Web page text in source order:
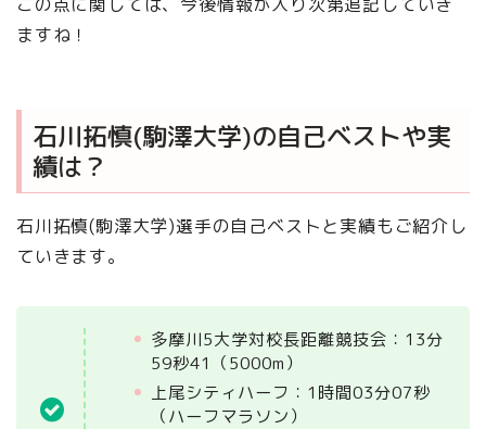
ますね！
石川拓慎(駒澤大学)の自己ベストや実
績は？
石川拓慎(駒澤大学)選手の自己ベストと実績もご紹介し
ていきます。
多摩川5大学対校長距離競技会：13分
59秒41（5000m）
上尾シティハーフ：1時間03分07秒
（ハーフマラソン）